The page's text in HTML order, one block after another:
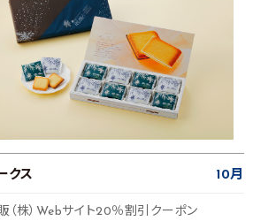
クス 10月
（株）Webサイト20％割引クーポン